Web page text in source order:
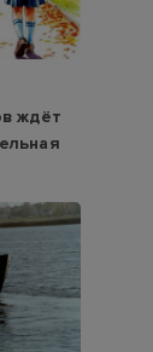
ждёт